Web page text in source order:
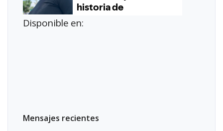
Disponible en:
Mensajes recientes